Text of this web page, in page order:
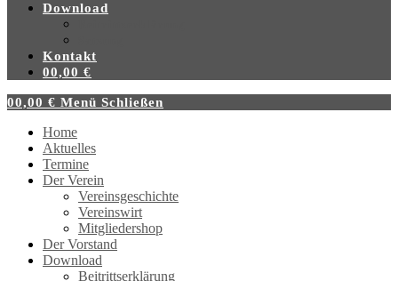
Download
Kontakt
00,00 €
00,00 € Menü Schließen
Home
Aktuelles
Termine
Der Verein
Vereinsgeschichte
Vereinswirt
Mitgliedershop
Der Vorstand
Download
Beitrittserklärung